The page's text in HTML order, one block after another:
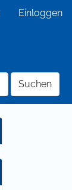
Einloggen
Suchen